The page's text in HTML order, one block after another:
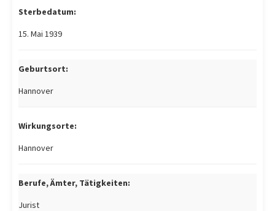
Sterbedatum:
15. Mai 1939
Geburtsort:
Hannover
Wirkungsorte:
Hannover
Berufe, Ämter, Tätigkeiten:
Jurist